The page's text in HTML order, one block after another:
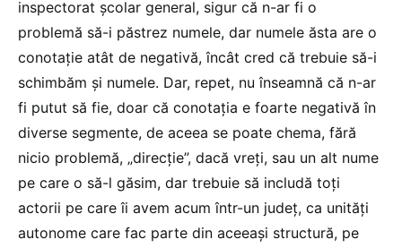
inspectorat școlar general, sigur că n-ar fi o
problemă să-i păstrez numele, dar numele ăsta are o
conotație atât de negativă, încât cred că trebuie să-i
schimbăm și numele. Dar, repet, nu înseamnă că n-ar
fi putut să fie, doar că conotația e foarte negativă în
diverse segmente, de aceea se poate chema, fără
nicio problemă, „direcție”, dacă vreți, sau un alt nume
pe care o să-l găsim, dar trebuie să includă toți
actorii pe care îi avem acum într-un județ, ca unități
autonome care fac parte din aceeași structură, pe